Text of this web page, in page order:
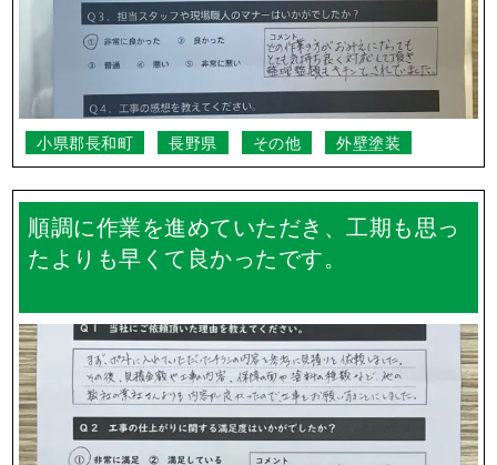
東御市 長野県 外壁塗装 屋根塗装